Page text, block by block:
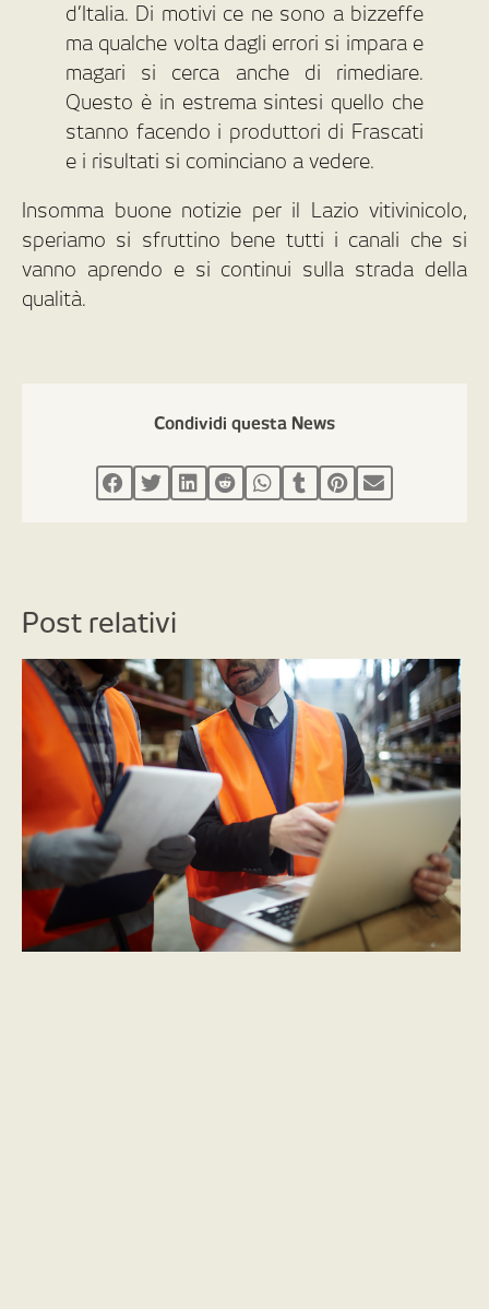
d’Italia. Di motivi ce ne sono a bizzeffe
ma qualche volta dagli errori si impara e
magari si cerca anche di rimediare.
Questo è in estrema sintesi quello che
stanno facendo i produttori di Frascati
e i risultati si cominciano a vedere.
Insomma buone notizie per il Lazio vitivinicolo,
speriamo si sfruttino bene tutti i canali che si
vanno aprendo e si continui sulla strada della
qualità.
Condividi questa News
Post relativi